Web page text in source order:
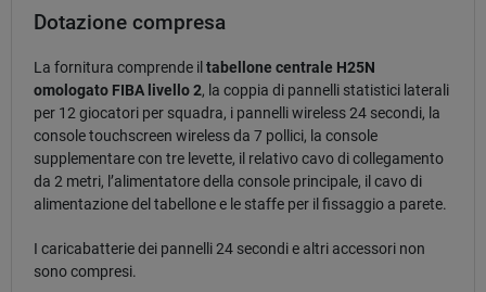
Dotazione compresa
La fornitura comprende iltabellone centrale H25N
omologato FIBA livello 2, la coppia di pannelli statistici laterali
per 12 giocatori per squadra, i pannelli wireless 24 secondi, la
console touchscreen wireless da 7 pollici, la console
supplementare con tre levette, il relativo cavo di collegamento
da 2 metri, l’alimentatore della console principale, il cavo di
alimentazione del tabellone e le staffe per il fissaggio a parete.
I caricabatterie dei pannelli 24 secondi e altri accessori non
sono compresi.